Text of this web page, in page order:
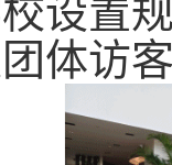
设置
体访